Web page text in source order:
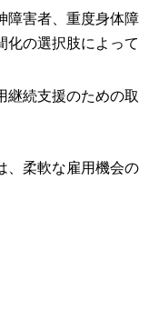
障害者、重度身体障
化の選択肢によって
継続支援のための取
、柔軟な雇用機会の